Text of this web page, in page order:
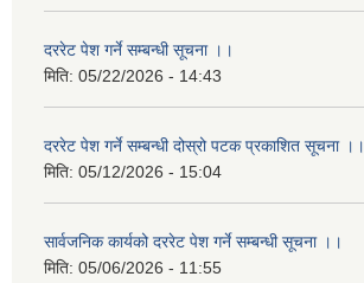
दररेट पेश गर्ने सम्बन्धी सूचना ।।
मिति: 05/22/2026 - 14:43
दररेट पेश गर्ने सम्बन्धी दोस्रो पटक प्रकाशित सूचना ।।
मिति: 05/12/2026 - 15:04
सार्वजनिक कार्यको दररेट पेश गर्ने सम्बन्धी सूचना ।।
मिति: 05/06/2026 - 11:55